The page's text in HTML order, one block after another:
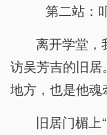
第二站：
离开学堂，
访吴芳吉的旧居
地方，也是他魂
旧居门楣上